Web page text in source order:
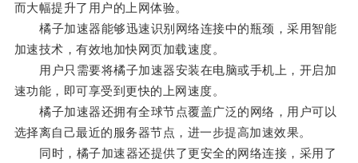
而大幅提升了用户的上网体验。
橘子加速器能够迅速识别网络连接中的瓶颈，采用智能
加速技术，有效地加快网页加载速度。
用户只需要将橘子加速器安装在电脑或手机上，开启加
速功能，即可享受到更快的上网速度。
橘子加速器还拥有全球节点覆盖广泛的网络，用户可以
选择离自己最近的服务器节点，进一步提高加速效果。
同时，橘子加速器还提供了更安全的网络连接，采用了